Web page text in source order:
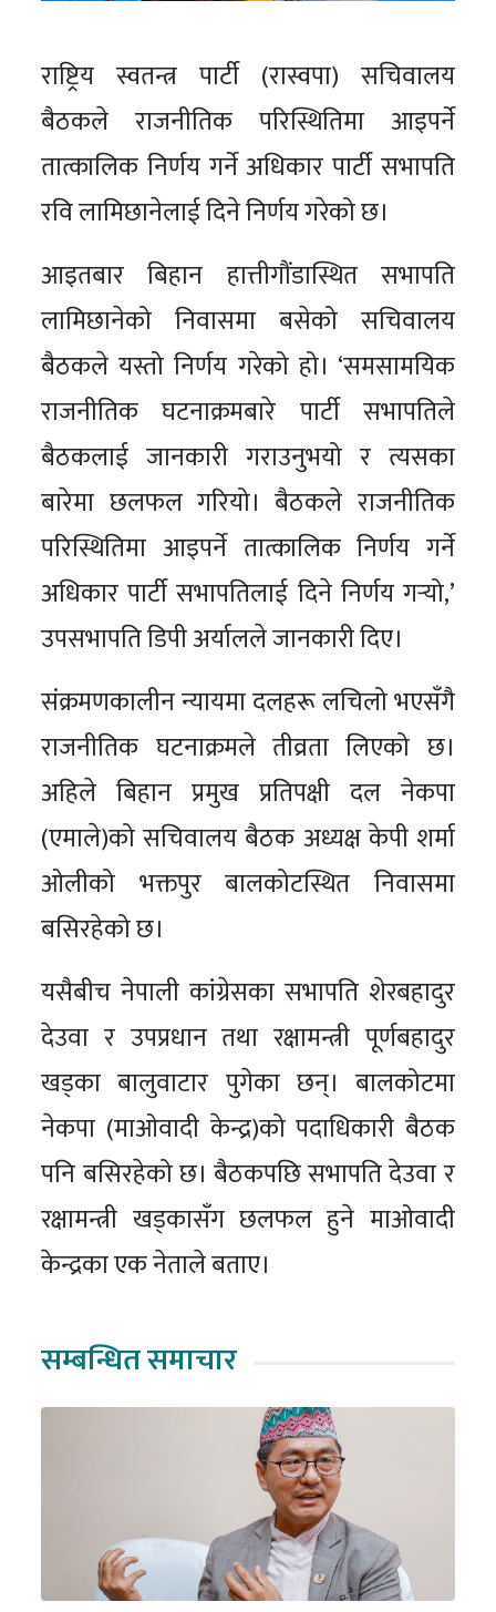
राष्ट्रिय स्वतन्त्र पार्टी (रास्वपा) सचिवालय
बैठकले राजनीतिक परिस्थितिमा आइपर्ने
तात्कालिक निर्णय गर्ने अधिकार पार्टी सभापति
रवि लामिछानेलाई दिने निर्णय गरेको छ।
आइतबार बिहान हात्तीगौंडास्थित सभापति
लामिछानेको निवासमा बसेको सचिवालय
बैठकले यस्तो निर्णय गरेको हो। ‘समसामयिक
राजनीतिक घटनाक्रमबारे पार्टी सभापतिले
बैठकलाई जानकारी गराउनुभयो र त्यसका
बारेमा छलफल गरियो। बैठकले राजनीतिक
परिस्थितिमा आइपर्ने तात्कालिक निर्णय गर्ने
अधिकार पार्टी सभापतिलाई दिने निर्णय गर्‍यो,’
उपसभापति डिपी अर्यालले जानकारी दिए।
संक्रमणकालीन न्यायमा दलहरू लचिलो भएसँगै
राजनीतिक घटनाक्रमले तीव्रता लिएको छ।
अहिले बिहान प्रमुख प्रतिपक्षी दल नेकपा
(एमाले)को सचिवालय बैठक अध्यक्ष केपी शर्मा
ओलीको भक्तपुर बालकोटस्थित निवासमा
बसिरहेको छ।
यसैबीच नेपाली कांग्रेसका सभापति शेरबहादुर
देउवा र उपप्रधान तथा रक्षामन्त्री पूर्णबहादुर
खड्का बालुवाटार पुगेका छन्। बालकोटमा
नेकपा (माओवादी केन्द्र)को पदाधिकारी बैठक
पनि बसिरहेको छ। बैठकपछि सभापति देउवा र
रक्षामन्त्री खड्कासँग छलफल हुने माओवादी
केन्द्रका एक नेताले बताए।
सम्बन्धित समाचार